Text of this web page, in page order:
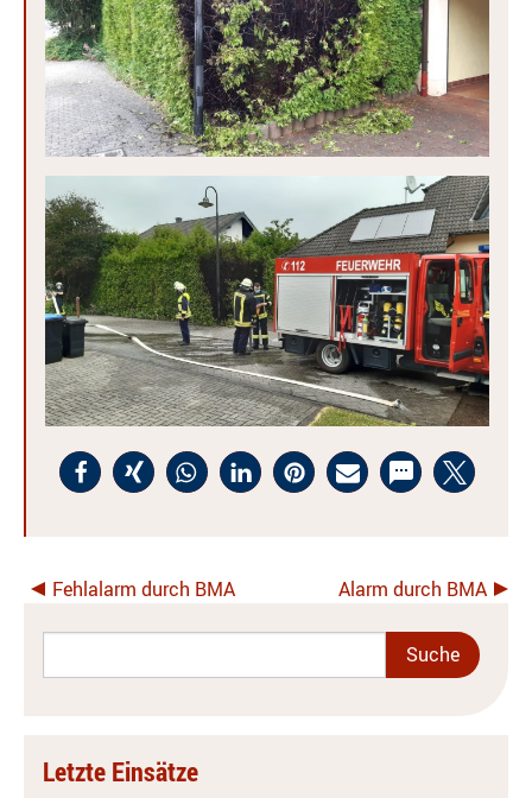
Fehlalarm durch BMA Alarm durch BMA
Letzte Einsätze